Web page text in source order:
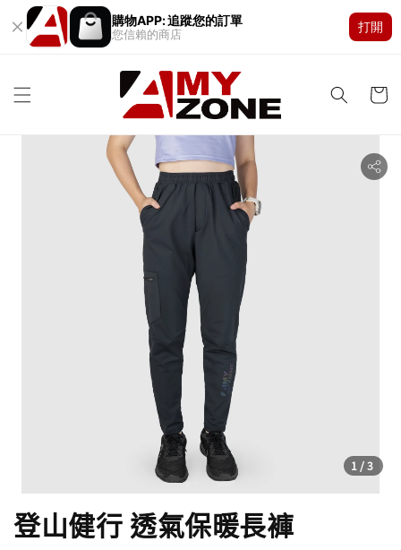
購物APP: 追蹤您的訂單
您信賴的商店
打開
1/3
登山健行 透氣保暖長褲